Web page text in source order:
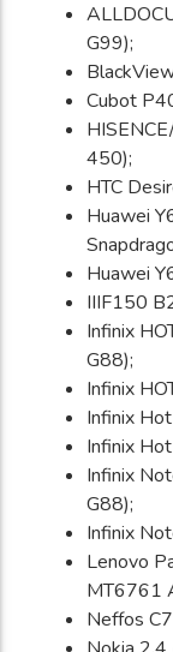
G99);
Cubot
450);
HTC
Huawei
Huawei
IIIF150
Infinix
G88);
Infinix
Infinix
Infinix
Infinix
G88);
Infinix
Lenovo
MT6761
Neffos